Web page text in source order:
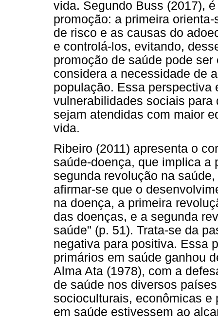
vida. Segundo Buss (2017),
promoção: a primeira
de risco e as causas do
e controlá-los, evitando,
promoção de saúde pode
considera a necessidade de
população. Essa perspectiva
vulnerabilidades sociais
sejam atendidas com maior
vida.
Ribeiro (2011) apresenta o
saúde-doença, que implica a
segunda revolução na
afirmar-se que o
na doença, a primeira
das doenças, e a segunda
saúde" (p. 51). Trata-se da
negativa para positiva. Essa
primários em saúde ganhou
Alma Ata (1978), com a
de saúde nos diversos
socioculturais, econômicas
em saúde estivessem ao